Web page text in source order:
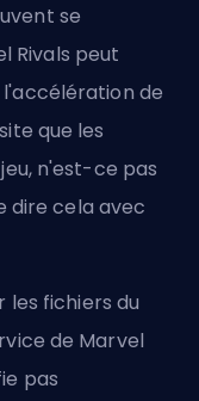
se
Rivals peut
de
que les
n'est-ce pas
dire cela avec
les fichiers du
de Marvel
pas